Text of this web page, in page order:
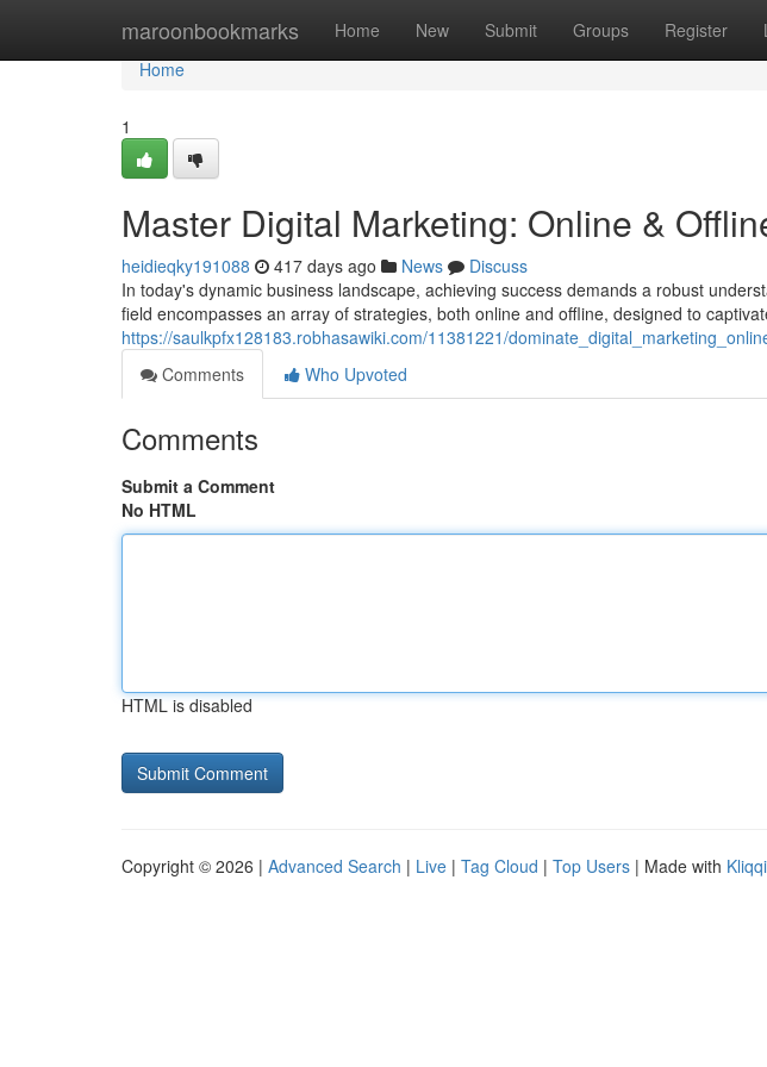
maroonbookmarks Home New Submit Groups Register
Home
Home
1
Master Digital Marketing: Online &
heidieqky191088 417 days ago News
Discuss
In today's dynamic business landscape, achieving success demands a robust
field encompasses an array of strategies, both online and offline, designed to
https://saulkpfx128183.robhasawiki.com/11381221/
Comments
Who Upvoted
Comments
Submit a Comment
No HTML
HTML is disabled
Copyright © 2026 | Advanced Search | Live | Tag Cloud | Top Users | Made with